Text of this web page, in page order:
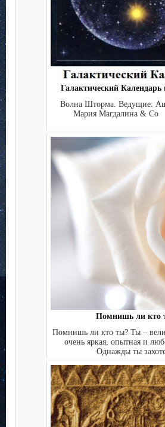
Галактический Календарь
Волна Шторма. Ведущие:
Мария Магдалина &
Помнишь ли кто
Помнишь ли кто ты? Ты –
очень яркая, опытная и
Однажды ты